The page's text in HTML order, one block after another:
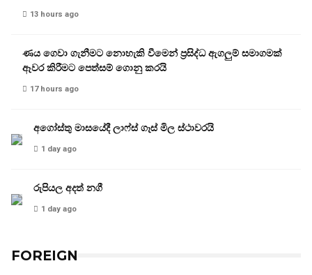
13 hours ago
ණය ගෙවා ගැනීමට නොහැකි වීමෙන් ප්‍රසිද්ධ ඇගලුම් සමාගමක්
ඈවර කිරීමට පෙත්සම් ගොනු කරයි
17 hours ago
අගෝස්තු මාසයේදී ලාෆ්ස් ගෑස් මිල ස්ථාවරයි
1 day ago
රුපියල අදත් නගී
1 day ago
FOREIGN